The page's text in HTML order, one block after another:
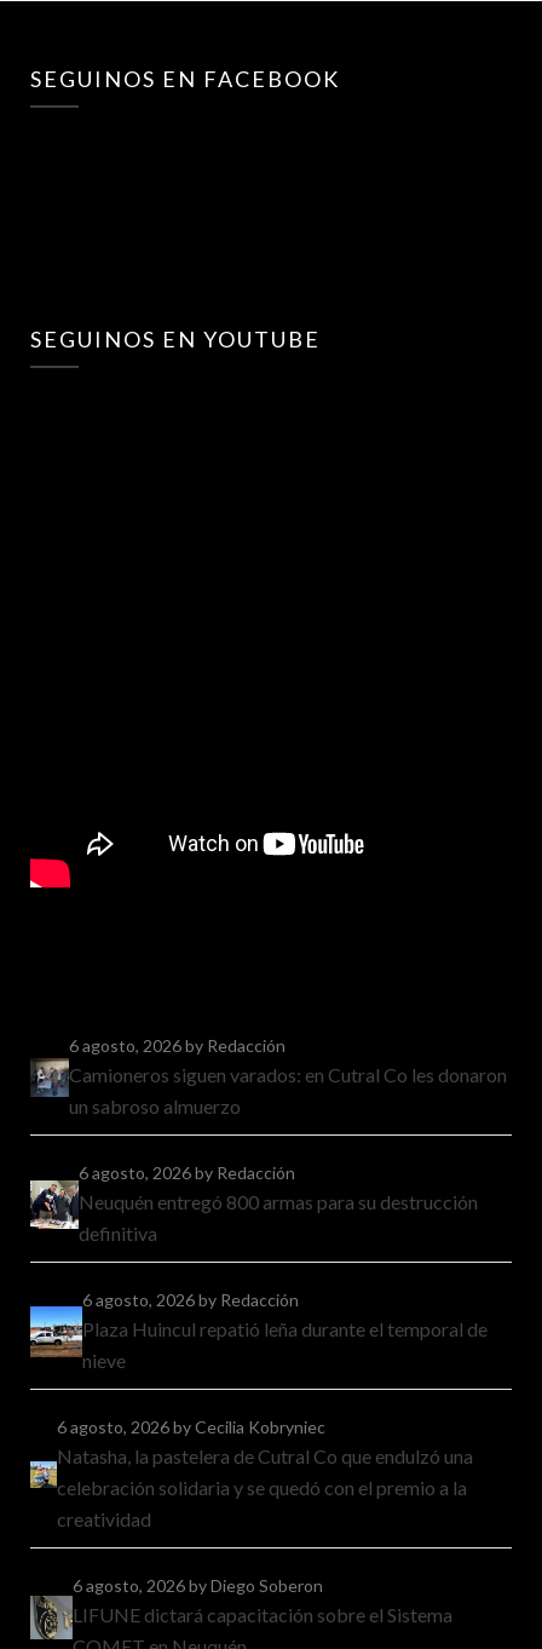
SEGUINOS EN FACEBOOK
SEGUINOS EN YOUTUBE
6 agosto, 2026by Redacción
Camioneros siguen varados: en Cutral Co les donaron
un sabroso almuerzo
6 agosto, 2026by Redacción
Neuquén entregó 800 armas para su destrucción
definitiva
6 agosto, 2026by Redacción
Plaza Huincul repatió leña durante el temporal de
nieve
6 agosto, 2026by Cecilia Kobryniec
Natasha, la pastelera de Cutral Co que endulzó una
celebración solidaria y se quedó con el premio a la
creatividad
6 agosto, 2026by Diego Soberon
LIFUNE dictará capacitación sobre el Sistema